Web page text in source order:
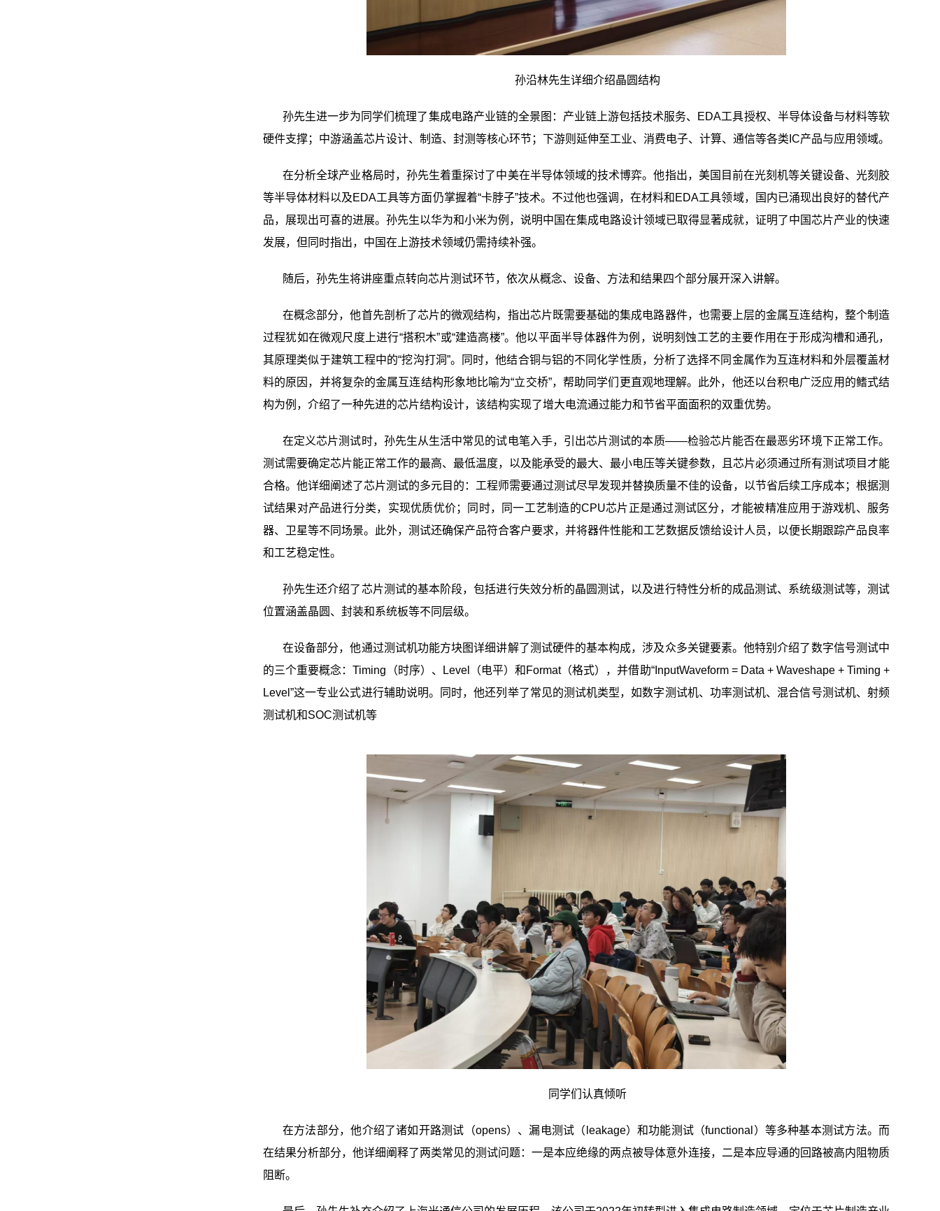
孙沿林先生详细介绍晶圆结构
孙先生进一步为同学们梳理了集成电路产业链的全景图：产业链上游包括技术服务、EDA工具授权、半导体设备与材料等软
硬件支撑；中游涵盖芯片设计、制造、封测等核心环节；下游则延伸至工业、消费电子、计算、通信等各类IC产品与应用领域。
在分析全球产业格局时，孙先生着重探讨了中美在半导体领域的技术博弈。他指出，美国目前在光刻机等关键设备、光刻胶
等半导体材料以及EDA工具等方面仍掌握着“卡脖子”技术。不过他也强调，在材料和EDA工具领域，国内已涌现出良好的替代产
品，展现出可喜的进展。孙先生以华为和小米为例，说明中国在集成电路设计领域已取得显著成就，证明了中国芯片产业的快速
发展，但同时指出，中国在上游技术领域仍需持续补强。
随后，孙先生将讲座重点转向芯片测试环节，依次从概念、设备、方法和结果四个部分展开深入讲解。
在概念部分，他首先剖析了芯片的微观结构，指出芯片既需要基础的集成电路器件，也需要上层的金属互连结构，整个制造
过程犹如在微观尺度上进行“搭积木”或“建造高楼”。他以平面半导体器件为例，说明刻蚀工艺的主要作用在于形成沟槽和通孔，
其原理类似于建筑工程中的“挖沟打洞”。同时，他结合铜与铝的不同化学性质，分析了选择不同金属作为互连材料和外层覆盖材
料的原因，并将复杂的金属互连结构形象地比喻为“立交桥”，帮助同学们更直观地理解。此外，他还以台积电广泛应用的鳍式结
构为例，介绍了一种先进的芯片结构设计，该结构实现了增大电流通过能力和节省平面面积的双重优势。
在定义芯片测试时，孙先生从生活中常见的试电笔入手，引出芯片测试的本质——检验芯片能否在最恶劣环境下正常工作。
测试需要确定芯片能正常工作的最高、最低温度，以及能承受的最大、最小电压等关键参数，且芯片必须通过所有测试项目才能
合格。他详细阐述了芯片测试的多元目的：工程师需要通过测试尽早发现并替换质量不佳的设备，以节省后续工序成本；根据测
试结果对产品进行分类，实现优质优价；同时，同一工艺制造的CPU芯片正是通过测试区分，才能被精准应用于游戏机、服务
器、卫星等不同场景。此外，测试还确保产品符合客户要求，并将器件性能和工艺数据反馈给设计人员，以便长期跟踪产品良率
和工艺稳定性。
孙先生还介绍了芯片测试的基本阶段，包括进行失效分析的晶圆测试，以及进行特性分析的成品测试、系统级测试等，测试
位置涵盖晶圆、封装和系统板等不同层级。
在设备部分，他通过测试机功能方块图详细讲解了测试硬件的基本构成，涉及众多关键要素。他特别介绍了数字信号测试中
的三个重要概念：Timing（时序）、Level（电平）和Format（格式），并借助“InputWaveform = Data + Waveshape + Timing +
Level”这一专业公式进行辅助说明。同时，他还列举了常见的测试机类型，如数字测试机、功率测试机、混合信号测试机、射频
测试机和SOC测试机等
同学们认真倾听
在方法部分，他介绍了诸如开路测试（opens）、漏电测试（leakage）和功能测试（functional）等多种基本测试方法。而
在结果分析部分，他详细阐释了两类常见的测试问题：一是本应绝缘的两点被导体意外连接，二是本应导通的回路被高内阻物质
阻断。